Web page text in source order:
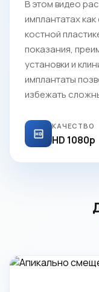
В этом видео
имплантатах
костной
показания,
установки и
имплантаты
избежать
КАЧЕСТВО
HD 1080p